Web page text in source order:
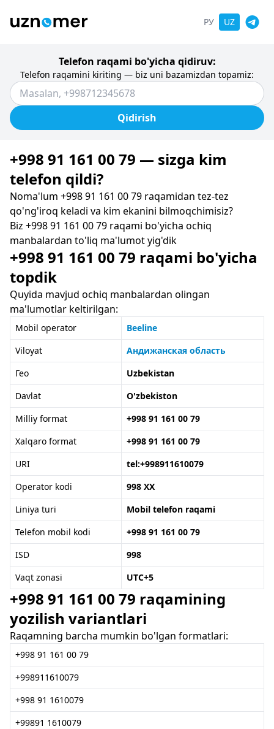
РУ UZ
Telefon raqami bo'yicha qidiruv:
Telefon raqamini kiriting — biz uni bazamizdan topamiz:
Qidirish
+998 91 161 00 79 — sizga kim
telefon qildi?
Noma'lum +998 91 161 00 79 raqamidan tez-tez
qo'ng'iroq keladi va kim ekanini bilmoqchimisiz?
Biz +998 91 161 00 79 raqami bo'yicha ochiq
manbalardan to'liq ma'lumot yig'dik
+998 91 161 00 79 raqami bo'yicha
topdik
Quyida mavjud ochiq manbalardan olingan
ma'lumotlar keltirilgan:
Mobil operator
Beeline
Viloyat
Андижанская область
Гео
Uzbekistan
Davlat
O'zbekiston
Milliy format
+998 91 161 00 79
Xalqaro format
+998 91 161 00 79
URI
tel:+998911610079
Operator kodi
998 XX
Liniya turi
Mobil telefon raqami
Telefon mobil kodi
+998 91 161 00 79
ISD
998
Vaqt zonasi
UTC+5
+998 91 161 00 79 raqamining
yozilish variantlari
Raqamning barcha mumkin bo'lgan formatlari:
+998 91 161 00 79
+998911610079
+998 91 1610079
+99891 1610079